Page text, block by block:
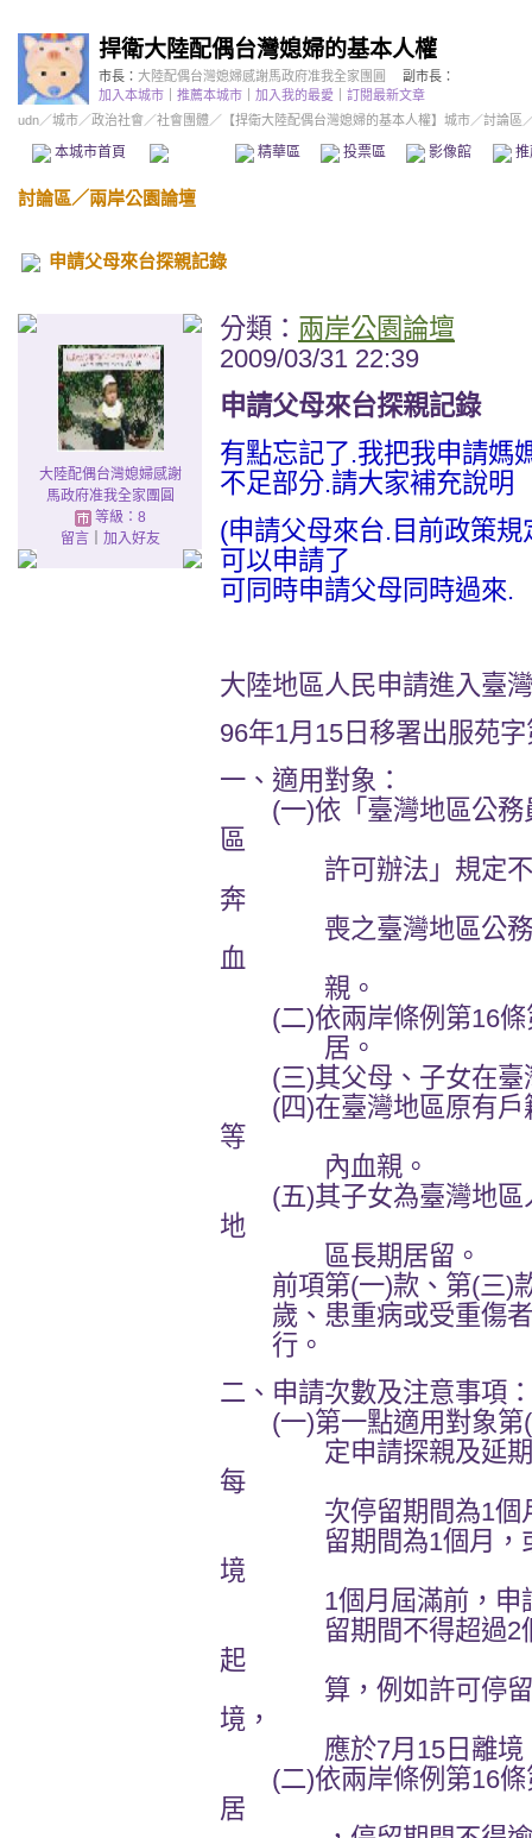
捍衛大陸配偶台灣媳婦的基本人權
市長： 大陸配偶台灣媳婦感謝馬政府准我全家團圓
副市長：
加入本城市
推薦本城市 加入我的最愛
訂閱最新文章
udn／城市／政治社會 ／社會團體／ 【捍衛大陸配偶台灣媳婦的基本人權】城市／討論區
本城市首頁 精華區 投票區 影像館
討論區／兩岸公園論壇
申請父母來台探親記錄
大陸配偶台灣媳婦感謝
馬政府准我全家團圓
等級：8
留言｜ 加入好友
分類： 兩岸公園論壇
2009/03/31 22:39
申請父母來台探親記錄
有點忘記了.我把我申請媽
不足部分.請大家補充說明
(申請父母來台.目前政策
可以申請了
可同時申請父母同時過來.
大陸地區人民申請進入臺
96年1月15日移署出服苑
一、適用對象：
(一)依「臺灣地區公務
區
許可辦法」規定不得
奔
喪之臺灣地區公務員
血
親。
(二)依兩岸條例第16條
居。
(三)其父母、子女在臺
(四)在臺灣地區原有戶
等
內血親。
(五)其子女為臺灣地區
地
區長期居留。
前項第(一)款、第(三)款
歲、患重病或受重傷者
行。
二、申請次數及注意事項：
(一)第一點適用對象第(
定申請探親及延期次
每
次停留期間為1個月
留期間為1個月，或
境
1個月屆滿前，申請
留期間不得超過2個
起
算，例如許可停留1
境，
應於7月15日離境
(二)依兩岸條例第16條
居